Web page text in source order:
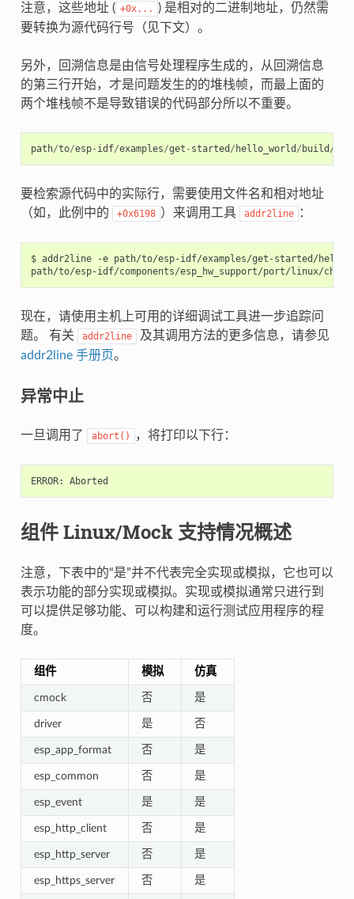
注意，这些地址 ( +0x...
) 是相对的二进制地址，仍然需
要转换为源代码行号（见下文）。
另外，回溯信息是由信号处理程序生成的，从回溯信息
的第三行开始，才是问题发生的的堆栈帧，而最上面的
两个堆栈帧不是导致错误的代码部分所以不重要。
path/to/esp- idf/examples/get - started / hello_world / build /
要检索源代码中的实际行，需要使用文件名和相对地址
（如，此例中的
+0x6198 ）来调用工具 addr2line ：
$ addr2line -e path/to/esp-idf/examples/get-started/
现在，请使用主机上可用的详细调试工具进一步追踪问
题。 有关
addr2line
及其调用方法的更多信息，请参见
addr2line 手册页。
异常中止
一旦调用了 abort() ，将打印以下行：
ERROR: Aborted
组件 Linux/Mock 支持情况概述
注意，下表中的“是”并不代表完全实现或模拟，它也可以
表示功能的部分实现或模拟。实现或模拟通常只进行到
可以提供足够功能、可以构建和运行测试应用程序的程
度。
组件 模拟 仿真
cmock 否 是
driver 是 否
esp_app_format 否 是
esp_common 否 是
esp_event 是 是
esp_http_client 否 是
esp_http_server 否 是
esp_https_server 否 是